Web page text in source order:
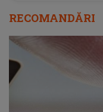
RECOMANDĂRI